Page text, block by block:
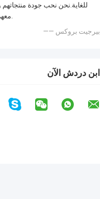
للغاية.نحن نحب جودة
معهم لفترة طويلة.
—— بيرجيت بروكس
ابن دردش الآن